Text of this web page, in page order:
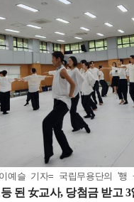
예슬 기자= 국립무용단의 '행